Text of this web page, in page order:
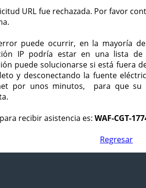
URL fue rechazada. Por favor
puede ocurrir, en la mayoría
IP podría estar en una lista de
puede solucionarse si está fuera
y desconectando la fuente
por unos minutos, para que su
recibir asistencia es: WAF-CGT-
Regresar